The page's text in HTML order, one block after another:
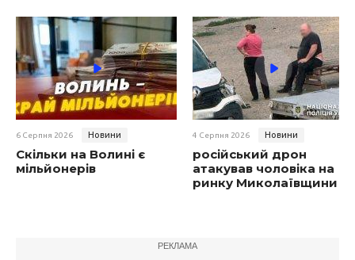
6 Серпня 2026 Новини
Скільки на Волині є
мільйонерів
4 Серпня 2026 Новини
російський дрон
атакував чоловіка на
ринку Миколаївщини
РЕКЛАМА